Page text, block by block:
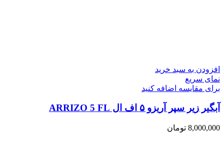
افزودن به سبد خرید
نمای سریع
برای مقایسه اضافه کنید
آبگیر زیر سپر آریزو ۵ اف ال ARRIZO 5 FL
8,000,000 تومان